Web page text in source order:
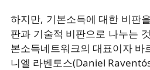
하지만, 기본소득에 대한 비판
판과 기술적 비판으로 나누는
본소득네트워크의 대표이자 바
니엘 라벤토스(Daniel